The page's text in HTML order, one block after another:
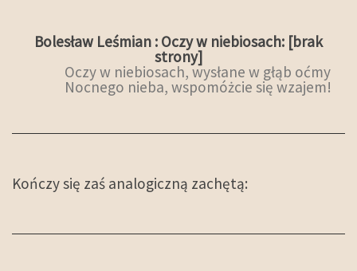
Bolesław Leśmian : Oczy w niebiosach: [brak
strony]
Oczy w niebiosach, wysłane w głąb oćmy
Nocnego nieba, wspomóżcie się wzajem!
Kończy się zaś analogiczną zachętą: